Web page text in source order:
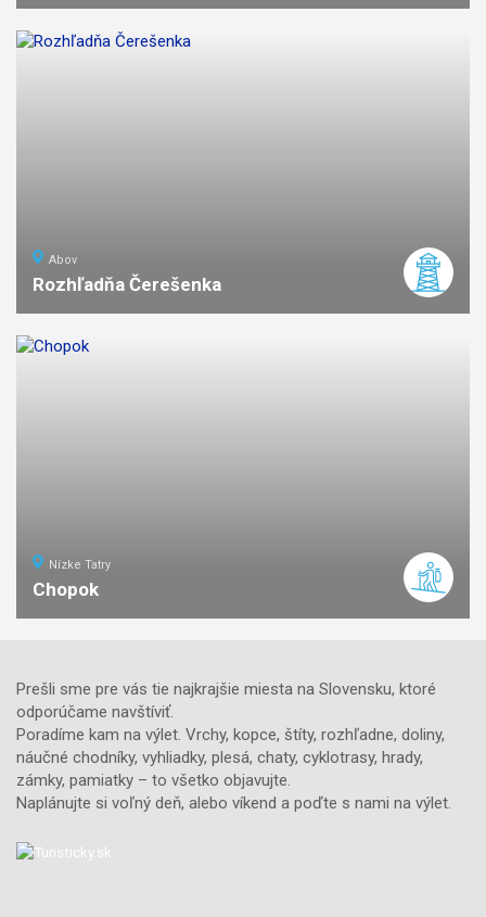
Abov
Rozhľadňa Čerešenka
Nízke Tatry
Chopok
Prešli sme pre vás tie najkrajšie miesta na Slovensku, ktoré
odporúčame navštíviť.
Poradíme kam na výlet. Vrchy, kopce, štíty, rozhľadne, doliny,
náučné chodníky, vyhliadky, plesá, chaty, cyklotrasy, hrady,
zámky, pamiatky – to všetko objavujte.
Naplánujte si voľný deň, alebo víkend a poďte s nami na výlet.